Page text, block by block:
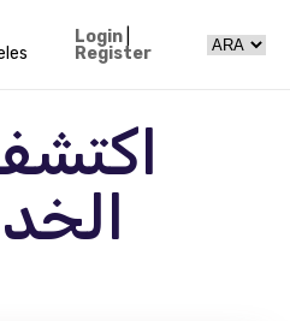
Login|
Register